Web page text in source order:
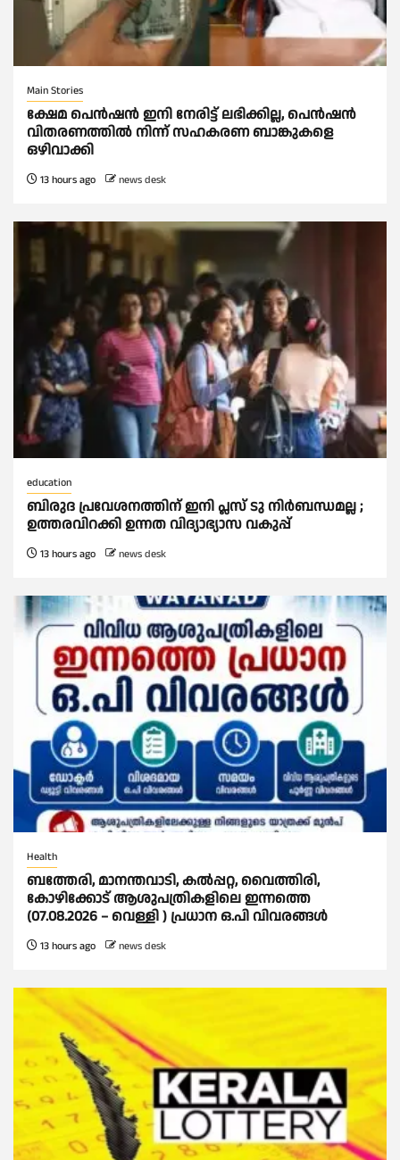
Main Stories
ക്ഷേമ പെൻഷൻ ഇനി നേരിട്ട് ലഭിക്കില്ല, പെൻഷൻ
വിതരണത്തില്‍ നിന്ന് സഹകരണ ബാങ്കുകളെ
ഒഴിവാക്കി
13 hours ago news desk
education
ബിരുദ പ്രവേശനത്തിന് ഇനി പ്ലസ് ടു നിര്‍ബന്ധമല്ല ;
ഉത്തരവിറക്കി ഉന്നത വിദ്യാഭ്യാസ വകുപ്പ്
13 hours ago news desk
Health
ബത്തേരി, മാനന്തവാടി, കൽപ്പറ്റ, വൈത്തിരി,
കോഴിക്കോട് ആശുപത്രികളിലെ ഇന്നത്തെ
(07.08.2026 – വെള്ളി ) പ്രധാന ഒ.പി വിവരങ്ങൾ
13 hours ago news desk